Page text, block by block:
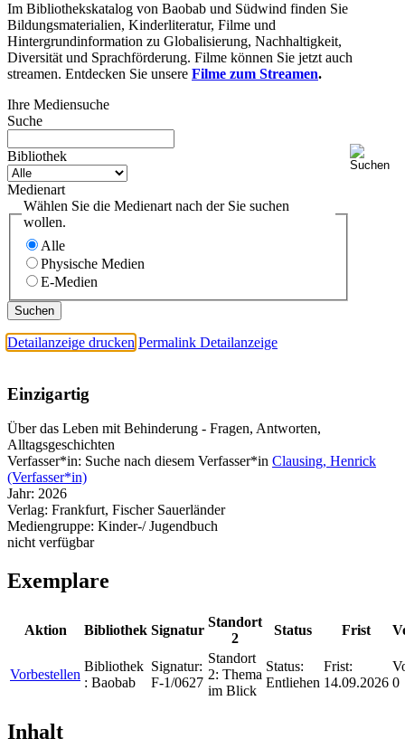
Im Bibliothekskatalog von Baobab und Südwind finden Sie
Bildungsmaterialien, Kinderliteratur, Filme und
Hintergrundinformation zu Globalisierung, Nachhaltigkeit,
Diversität und Sprachförderung. Filme können Sie jetzt auch
streamen. Entdecken Sie unsere Filme zum Streamen.
Ihre Mediensuche
Suche
Bibliothek
Medienart
Wählen Sie die Medienart nach der Sie suchen
wollen.
Alle
Physische Medien
E-Medien
Detailanzeige drucken Permalink Detailanzeige
Einzigartig
Über das Leben mit Behinderung - Fragen, Antworten,
Alltagsgeschichten
Verfasser*in: Suche nach diesem Verfasser*in Clausing, Henrick
(Verfasser*in)
Jahr: 2026
Verlag: Frankfurt, Fischer Sauerländer
Mediengruppe: Kinder-/ Jugendbuch
nicht verfügbar
Exemplare
Aktion Bibliothek Signatur
Standort
2
Status Frist
Vorbestellen
Bibliothek
: Baobab
Signatur:
F-1/0627
Standort
2: Thema
im Blick
Status:
Entliehen
Frist:
14.09.2026 0
Inhalt